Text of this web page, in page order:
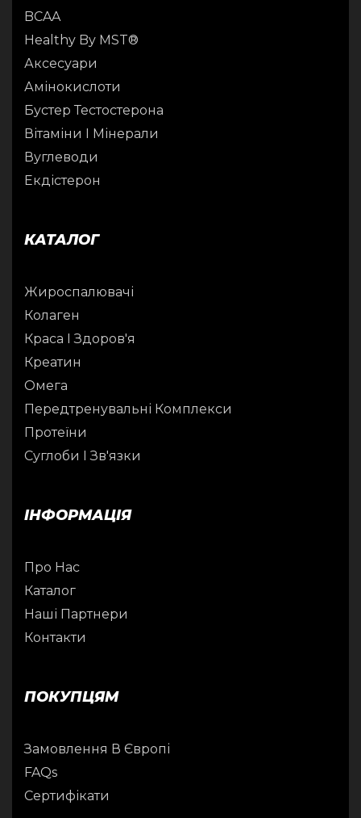
BCAA
Healthy By MST®
Аксесуари
Амінокислоти
Бустер Тестостерона
Вітаміни І Мінерали
Вуглеводи
Екдістерон
КАТАЛОГ
Жироспалювачі
Колаген
Краса І Здоров'я
Креатин
Омега
Передтренувальні Комплекси
Протеїни
Суглоби І Зв'язки
ІНФОРМАЦІЯ
Про Нас
Каталог
Наші Партнери
Контакти
ПОКУПЦЯМ
Замовлення В Європі
FAQs
Сертифікати